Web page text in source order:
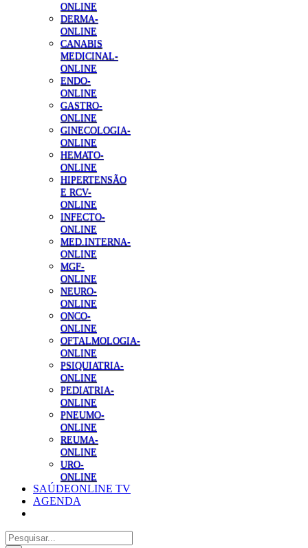
ONLINE
DERMA-
ONLINE
CANABIS
MEDICINAL-
ONLINE
ENDO-
ONLINE
GASTRO-
ONLINE
GINECOLOGIA-
ONLINE
HEMATO-
ONLINE
HIPERTENSÃO
E RCV-
ONLINE
INFECTO-
ONLINE
MED.INTERNA-
ONLINE
MGF-
ONLINE
NEURO-
ONLINE
ONCO-
ONLINE
OFTALMOLOGIA-
ONLINE
PSIQUIATRIA-
ONLINE
PEDIATRIA-
ONLINE
PNEUMO-
ONLINE
REUMA-
ONLINE
URO-
ONLINE
SAÚDEONLINE TV
AGENDA
Pesquisar